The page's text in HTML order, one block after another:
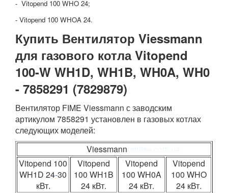
- Vitopend 100 WHO 24;
- Vitopend 100 WHOA 24.
Купить Вентилятор Viessmann
для газового котла Vitopend
100-W WH1D, WH1B, WH0A, WH0
- 7858291 (7829879)
Вентилятор FIME Viessmann с заводским
артикулом 7858291 установлен в газовых котлах
следующих моделей:
Viessmann
Vitopend 100
WH1D 24-30
кВт.
Vitopend
100 WH1B
24 кВт.
Vitopend
100 WH0A
24 кВт.
Vitopend
100 WHO
24 кВт.